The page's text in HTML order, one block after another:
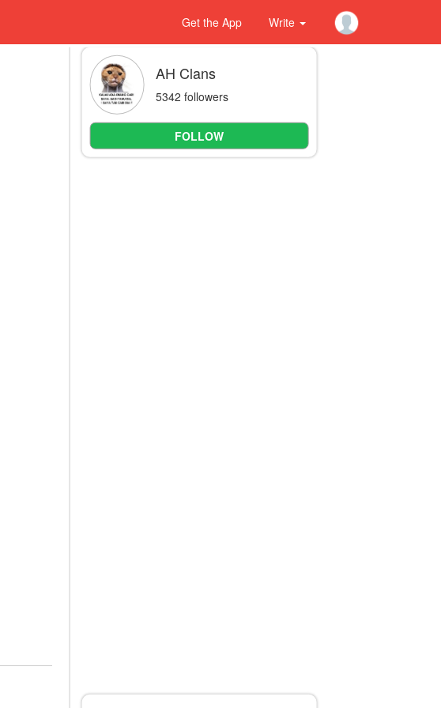
Get the App Write
AH Clans
5342 followers
FOLLOW